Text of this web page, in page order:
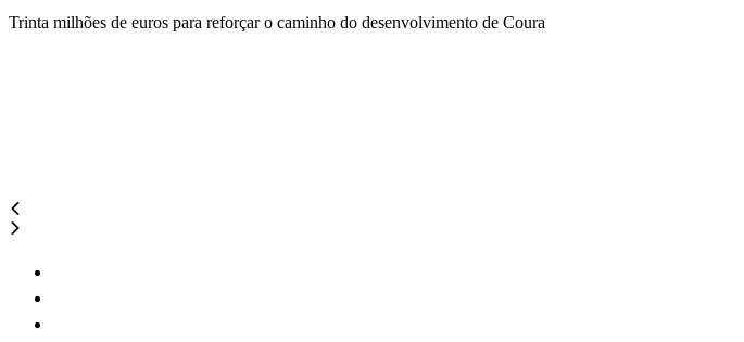
Trinta milhões de euros para reforçar o caminho do desenvolvimento de Coura